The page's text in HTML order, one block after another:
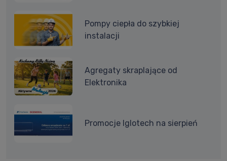
Pompy ciepła do szybkiej
instalacji
Agregaty skraplające od
Elektronika
Promocje Iglotech na sierpień